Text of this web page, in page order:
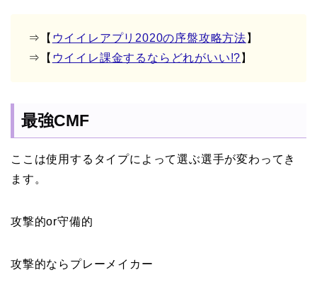
⇒【 ウイイレアプリ2020の序盤攻略方法 】
⇒【 ウイイレ課金するならどれがいい!? 】
最強CMF
ここは使用するタイプによって選ぶ選手が変わってき
ます。
攻撃的or守備的
攻撃的ならプレーメイカー